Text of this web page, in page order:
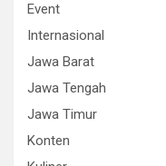
Event
Internasional
Jawa Barat
Jawa Tengah
Jawa Timur
Konten